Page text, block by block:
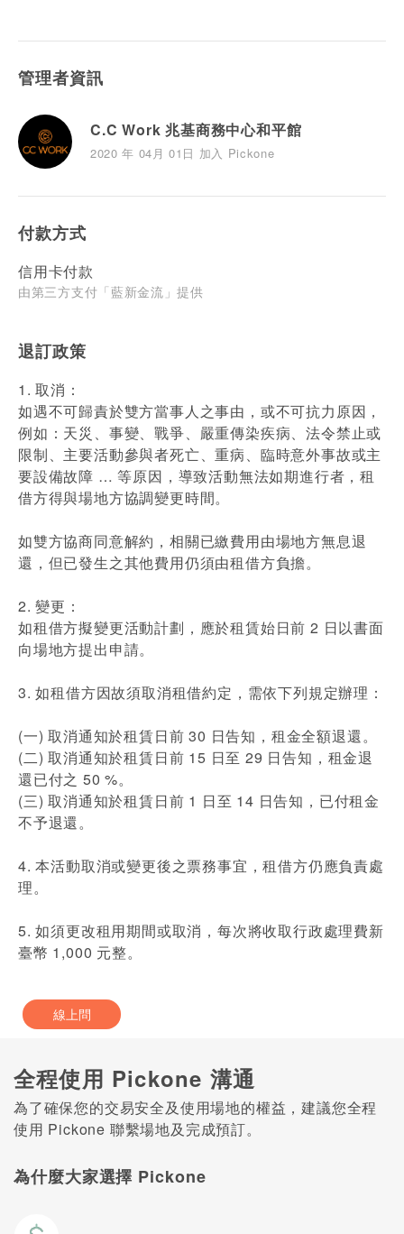
管理者資訊
C.C Work 兆基商務中心和平館
2020 年 04月 01日 加入 Pickone
付款方式
信用卡付款
由第三方支付「藍新金流」提供
退訂政策
1. 取消：
如遇不可歸責於雙方當事人之事由，或不可抗力原因，
例如：天災、事變、戰爭、嚴重傳染疾病、法令禁止或
限制、主要活動參與者死亡、重病、臨時意外事故或主
要設備故障 … 等原因，導致活動無法如期進行者，租
借方得與場地方協調變更時間。
如雙方協商同意解約，相關已繳費用由場地方無息退
還，但已發生之其他費用仍須由租借方負擔。
2. 變更：
如租借方擬變更活動計劃，應於租賃始日前 2 日以書面
向場地方提出申請。
3. 如租借方因故須取消租借約定，需依下列規定辦理：
(一) 取消通知於租賃日前 30 日告知，租金全額退還。
(二) 取消通知於租賃日前 15 日至 29 日告知，租金退
還已付之 50 %。
(三) 取消通知於租賃日前 1 日至 14 日告知，已付租金
不予退還。
4. 本活動取消或變更後之票務事宜，租借方仍應負責處
理。
5. 如須更改租用期間或取消，每次將收取行政處理費新
臺幣 1,000 元整。
線上問
全程使用 Pickone 溝通
為了確保您的交易安全及使用場地的權益，建議您全程
使用 Pickone 聯繫場地及完成預訂。
為什麼大家選擇 Pickone